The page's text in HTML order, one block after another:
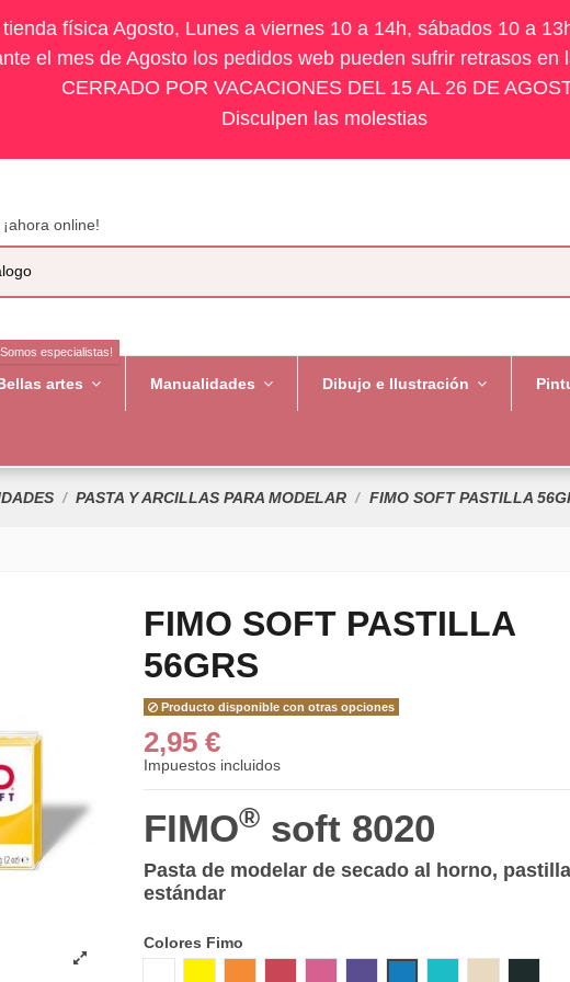
física Agosto, Lunes a viernes 10 a 14h, sábados 10 a
el mes de Agosto los pedidos web pueden sufrir retrasos en
CERRADO POR VACACIONES DEL 15 AL 26 DE
Disculpen las molestias
online!
artes
especialistas!
Manualidades Dibujo e Ilustración
PASTA Y ARCILLAS PARA MODELAR FIMO SOFT PASTILLA
FIMO SOFT PASTILLA
56GRS
Producto disponible con otras opciones
2,95 €
Impuestos incluidos
FIMO®soft 8020
Pasta de modelar de secado al horno, pastilla
estándar
Colores Fimo